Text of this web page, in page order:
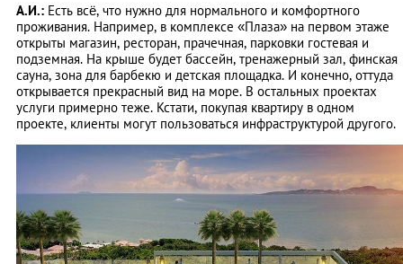
А.И.: Есть всё, что нужно для нормального и комфортного
проживания. Например, в комплексе «Плаза» на первом этаже
открыты магазин, ресторан, прачечная, парковки гостевая и
подземная. На крыше будет бассейн, тренажерный зал, финская
сауна, зона для барбекю и детская площадка. И конечно, оттуда
открывается прекрасный вид на море. В остальных проектах
услуги примерно теже. Кстати, покупая квартиру в одном
проекте, клиенты могут пользоваться инфраструктурой другого.